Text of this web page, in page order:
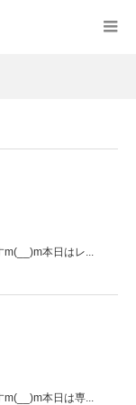
m(__)m本日はレ...
m(__)m本日は専...